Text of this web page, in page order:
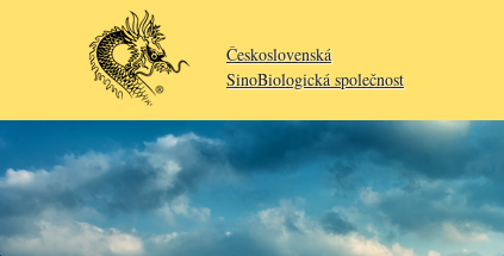
Československá
SinoBiologická společnost